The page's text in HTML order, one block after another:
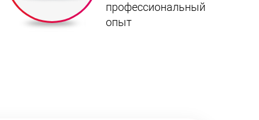
профессиональный
опыт